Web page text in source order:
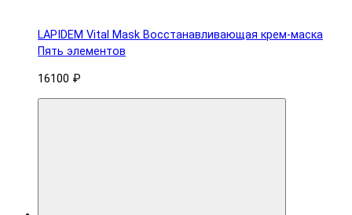
LAPIDEM Vital Mask Восстанавливающая крем-маска
Пять элементов
16100 ₽